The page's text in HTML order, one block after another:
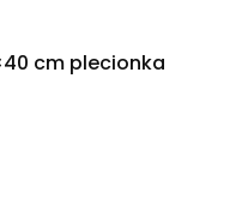
cm plecionka